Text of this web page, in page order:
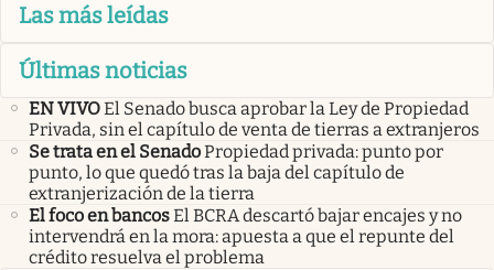
Las más leídas
Últimas noticias
EN VIVOEl Senado busca aprobar la Ley de Propiedad
Privada, sin el capítulo de venta de tierras a extranjeros
Se trata en el SenadoPropiedad privada: punto por
punto, lo que quedó tras la baja del capítulo de
extranjerización de la tierra
El foco en bancosEl BCRA descartó bajar encajes y no
intervendrá en la mora: apuesta a que el repunte del
crédito resuelva el problema